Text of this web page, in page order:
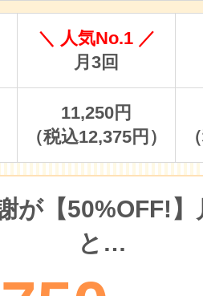
＼ 人気No.1 ／
月3回
11,250円
（税込12,375円）
が【50%OFF!】
と…